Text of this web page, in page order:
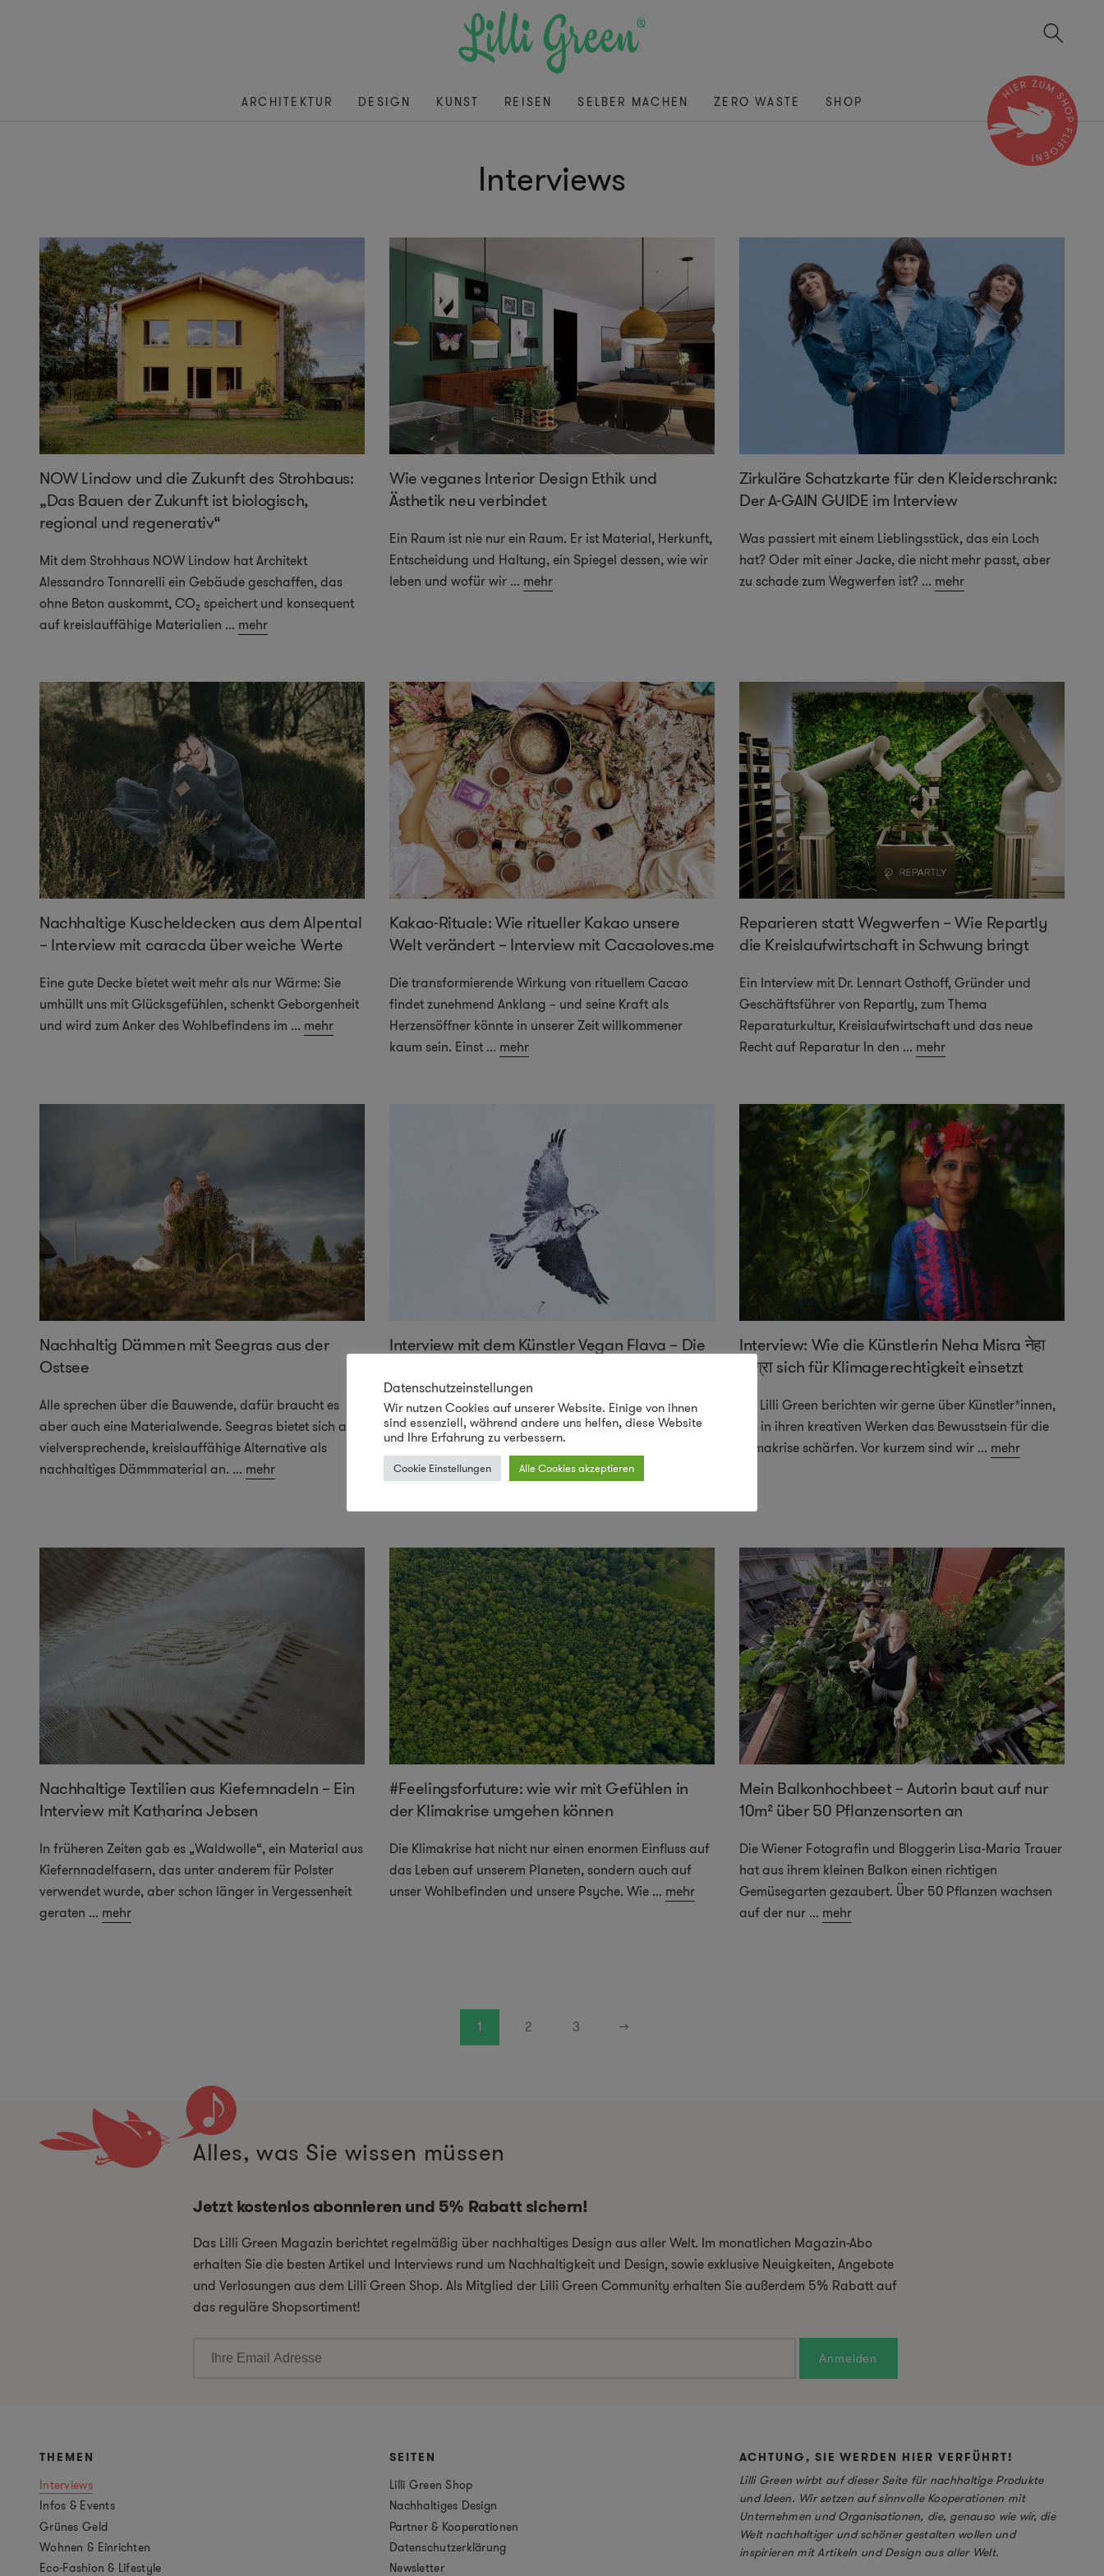
ARCHITEKTUR DESIGN KUNST REISEN SELBER MACHEN ZERO WASTE SHOP
Interviews
NOW Lindow und die Zukunft des Strohbaus:
„Das Bauen der Zukunft ist biologisch,
regional und regenerativ“
Mit dem Strohhaus NOW Lindow hat Architekt
Alessandro Tonnarelli ein Gebäude geschaffen, das
ohne Beton auskommt, CO₂ speichert und konsequent
auf kreislauffähige Materialien ... mehr
Wie veganes Interior Design Ethik und
Ästhetik neu verbindet
Ein Raum ist nie nur ein Raum. Er ist Material, Herkunft,
Entscheidung und Haltung, ein Spiegel dessen, wie wir
leben und wofür wir ... mehr
Zirkuläre Schatzkarte für den Kleiderschrank:
Der A-GAIN GUIDE im Interview
Was passiert mit einem Lieblingsstück, das ein Loch
hat? Oder mit einer Jacke, die nicht mehr passt, aber
zu schade zum Wegwerfen ist? ... mehr
Nachhaltige Kuscheldecken aus dem Alpental
– Interview mit caracda über weiche Werte
Eine gute Decke bietet weit mehr als nur Wärme: Sie
umhüllt uns mit Glücksgefühlen, schenkt Geborgenheit
und wird zum Anker des Wohlbefindens im ... mehr
Kakao-Rituale: Wie ritueller Kakao unsere
Welt verändert – Interview mit Cacaoloves.me
Die transformierende Wirkung von rituellem Cacao
findet zunehmend Anklang – und seine Kraft als
Herzensöffner könnte in unserer Zeit willkommener
kaum sein. Einst ... mehr
Reparieren statt Wegwerfen – Wie Repartly
die Kreislaufwirtschaft in Schwung bringt
Ein Interview mit Dr. Lennart Osthoff, Gründer und
Geschäftsführer von Repartly, zum Thema
Reparaturkultur, Kreislaufwirtschaft und das neue
Recht auf Reparatur In den ... mehr
Nachhaltig Dämmen mit Seegras aus der
Ostsee
Alle sprechen über die Bauwende, dafür braucht es
aber auch eine Materialwende. Seegras bietet sich als
vielversprechende, kreislauffähige Alternative als
nachhaltiges Dämmmaterial an. ... mehr
Interview mit dem Künstler Vegan Flava – Die
Bekannt für seine markante Kombination von Pflanzen-
und Tierdarstellungen, die die Dringlichkeit
ökologischer Themen veranschaulichen, enthüllt der
schwedische Street-Art-Künstler Vegan Flava in diesem
Interview: Wie die Künstlerin Neha Misra नेहा
मिश्रा sich für Klimagerechtigkeit einsetzt
Bei Lilli Green berichten wir gerne über Künstler*innen,
die in ihren kreativen Werken das Bewusstsein für die
Klimakrise schärfen. Vor kurzem sind wir ... mehr
Nachhaltige Textilien aus Kiefernnadeln – Ein
Interview mit Katharina Jebsen
In früheren Zeiten gab es „Waldwolle“, ein Material aus
Kiefernnadelfasern, das unter anderem für Polster
verwendet wurde, aber schon länger in Vergessenheit
geraten ... mehr
#Feelingsforfuture: wie wir mit Gefühlen in
der Klimakrise umgehen können
Die Klimakrise hat nicht nur einen enormen Einfluss auf
das Leben auf unserem Planeten, sondern auch auf
unser Wohlbefinden und unsere Psyche. Wie ... mehr
Mein Balkonhochbeet – Autorin baut auf nur
10m² über 50 Pflanzensorten an
Die Wiener Fotografin und Bloggerin Lisa-Maria Trauer
hat aus ihrem kleinen Balkon einen richtigen
Gemüsegarten gezaubert. Über 50 Pflanzen wachsen
auf der nur ... mehr
1 2 3 →
Alles, was Sie wissen müssen
Jetzt kostenlos abonnieren und 5% Rabatt sichern!
Das Lilli Green Magazin berichtet regelmäßig über nachhaltiges Design aus aller Welt. Im monatlichen Magazin-Abo
erhalten Sie die besten Artikel und Interviews rund um Nachhaltigkeit und Design, sowie exklusive Neuigkeiten, Angebote
und Verlosungen aus dem Lilli Green Shop. Als Mitglied der Lilli Green Community erhalten Sie außerdem 5% Rabatt auf
das reguläre Shopsortiment!
THEMEN
Interviews
Infos & Events
Grünes Geld
Wohnen & Einrichten
Eco-Fashion & Lifestyle
SEITEN
Lilli Green Shop
Nachhaltiges Design
Partner & Kooperationen
Datenschutzerklärung
Newsletter
ACHTUNG, SIE WERDEN HIER VERFÜHRT!
Lilli Green wirbt auf dieser Seite für nachhaltige Produkte
und Ideen. Wir setzen auf sinnvolle Kooperationen mit
Unternehmen und Organisationen, die, genauso wie wir, die
Welt nachhaltiger und schöner gestalten wollen und
inspirieren mit Artikeln und Design aus aller Welt.
Datenschutzeinstellungen
Wir nutzen Cookies auf unserer Website. Einige von ihnen
sind essenziell, während andere uns helfen, diese Website
und Ihre Erfahrung zu verbessern.
Cookie Einstellungen Alle Cookies akzeptieren